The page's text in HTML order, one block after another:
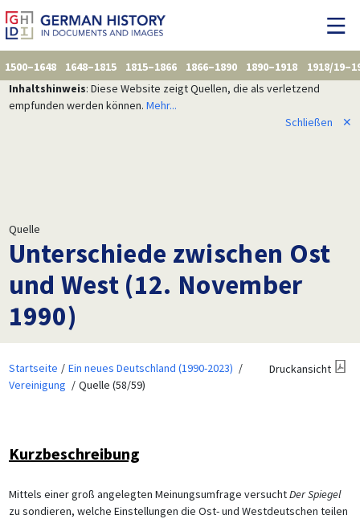
1500–1648 1648–1815 1815–1866 1866–1890 1890–1918
1918/
Inhaltshinweis: Diese Website zeigt Quellen, die als verletzend
empfunden werden können. Mehr...
Schließen
✕
Quelle
Unterschiede zwischen Ost
und West (12. November
1990)
Startseite
Ein neues Deutschland (1990-2023)
Vereinigung
Quelle (58/59)
Druckansicht
Kurzbeschreibung
Mittels einer groß angelegten Meinungsumfrage versuchtDer Spiegel
zu sondieren, welche Einstellungen die Ost- und Westdeutschen teilen